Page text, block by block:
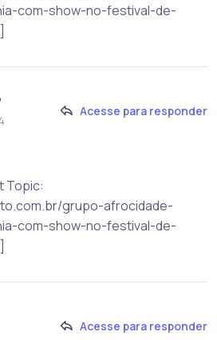
com-show-no-festival-de-
Acesse para responder
Topic:
grupo-afrocidade-
com-show-no-festival-de-
Acesse para responder